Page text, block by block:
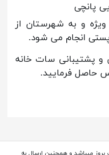
پانچی
و به شهرستان از
انجام می شود.
و پشتیبانی سات خانه
حاصل فرمایید.